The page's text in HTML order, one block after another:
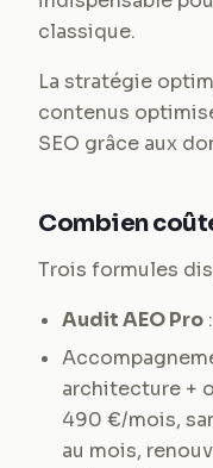
classique.
La stratégie
contenus
SEO grâce aux
Combien
Trois formules
Audit AEO Pro
architecture +
490 €/mois,
au mois,